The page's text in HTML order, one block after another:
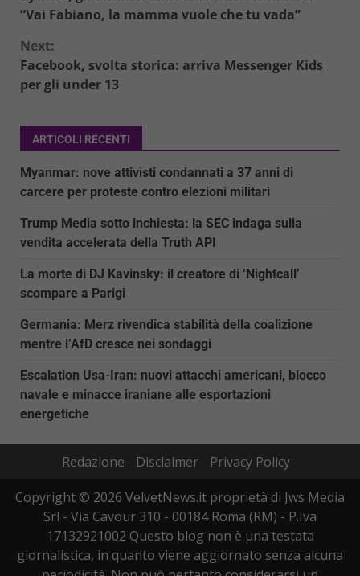
Reading
“Vai Fabiano, la mamma vuole che tu vada”
Next:
Facebook, svolta storica: arriva Messenger Kids
per gli under 13
ARTICOLI RECENTI
Myanmar: nove attivisti condannati a 37 anni di
carcere per proteste contro elezioni militari
Trump Media sotto inchiesta: la SEC indaga sulla
vendita accelerata della Truth API
La morte di DJ Kavinsky: il creatore di ‘Nightcall’
scompare a Parigi
Germania: Merz rivendica stabilità della coalizione
mentre l’AfD cresce nei sondaggi
Escalation Usa-Iran: nuovi attacchi americani, blocco
navale e minacce iraniane alle esportazioni
energetiche
Redazione Disclaimer
Privacy Policy
Copyright © 2026 VelvetNews.it proprietà di Jws Media
Srl - Via Cavour 310 - 00184 Roma (RM) - P.Iva
17132921002 Questo blog non è una testata
giornalistica, in quanto viene aggiornato senza alcuna